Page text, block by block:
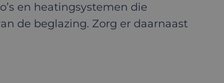
en heatingsystemen die
de beglazing. Zorg er daarnaast